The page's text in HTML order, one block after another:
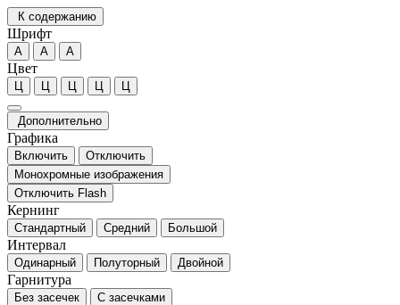
К содержанию
Шрифт
А А А
Цвет
Ц Ц Ц Ц Ц
Дополнительно
Графика
Включить
Отключить
Монохромные изображения
Отключить Flash
Кернинг
Стандартный Средний Большой
Интервал
Одинарный Полуторный Двойной
Гарнитура
Без засечек С засечками